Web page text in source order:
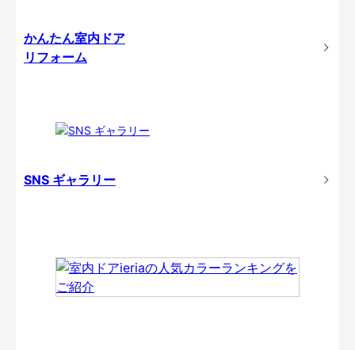
かんたん室内ドア
リフォーム
SNS ギャラリー